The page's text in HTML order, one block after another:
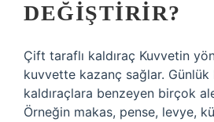
DEĞIŞTIRIR?
Çift taraflı kaldıraç Kuvvetin
kuvvette kazanç sağlar.
kaldıraçlara benzeyen birçok
Örneğin makas, pense, levye,